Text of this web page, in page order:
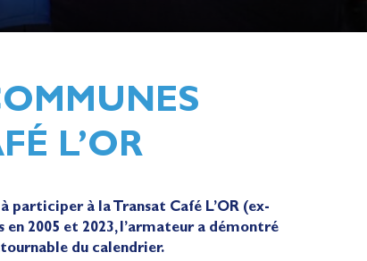
L’OR
participer à la Transat Café L’OR (ex-
2005 et 2023, l’armateur a démontré
du calendrier.